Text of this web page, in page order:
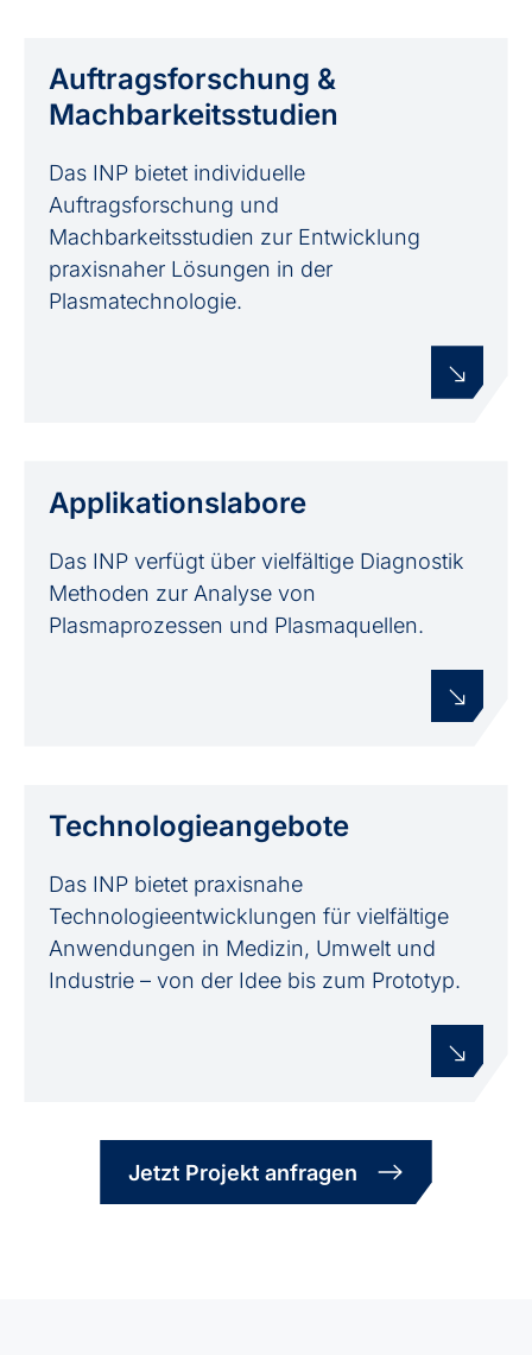
Auftragsforschung &
Machbarkeitsstudien
Das INP bietet individuelle
Auftragsforschung und
Machbarkeitsstudien zur Entwicklung
praxisnaher Lösungen in der
Plasmatechnologie.
Applikations­labore
Das INP verfügt über vielfältige Diagnostik
Methoden zur Analyse von
Plasmaprozessen und Plasmaquellen.
Technologie­angebote
Das INP bietet praxisnahe
Technologieentwicklungen für vielfältige
Anwendungen in Medizin, Umwelt und
Industrie – von der Idee bis zum Prototyp.
Jetzt Projekt anfragen